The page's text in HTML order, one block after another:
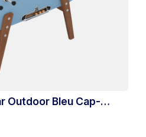
Outdoor Bleu Cap-